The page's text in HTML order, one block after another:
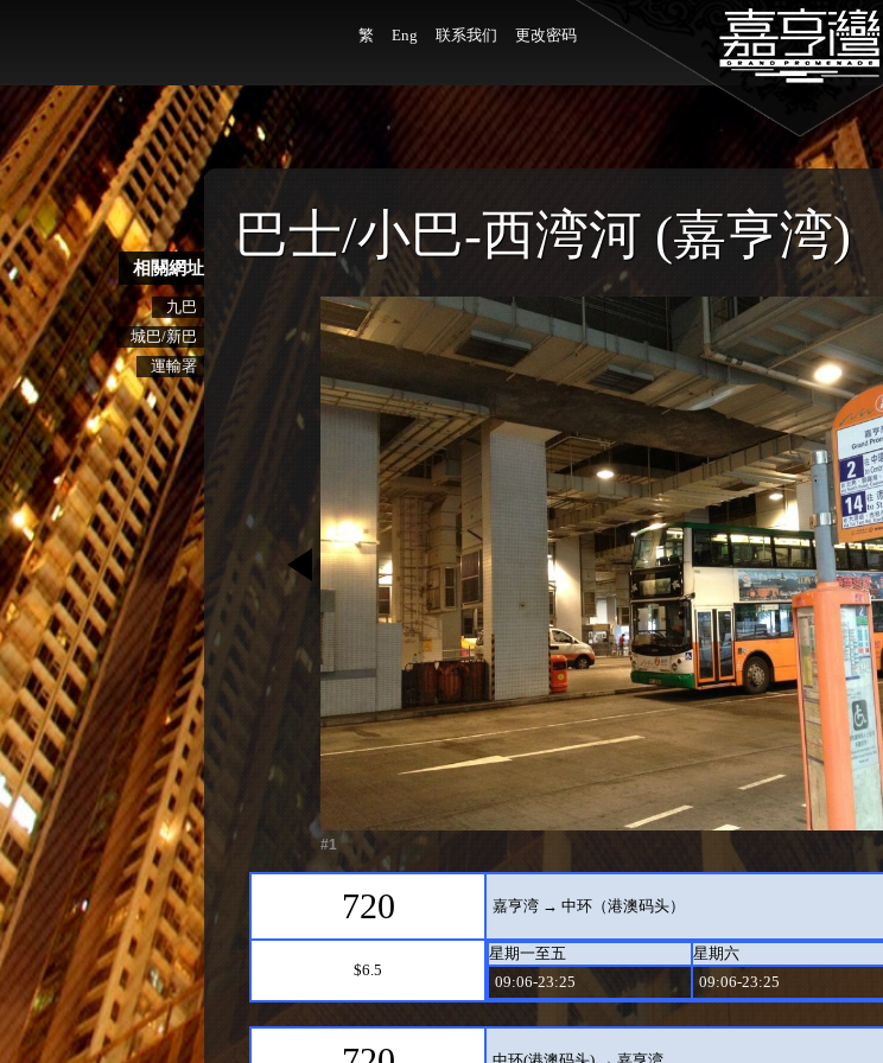
繁 Eng 联系我们 更改密码
相關網址
九巴
城巴/新巴
運輸署
巴士/小巴-西湾河 (嘉亨湾)
#1
720 嘉亨湾 → 中环（港澳码头）
$6.5
星期一至五 星期六
09:06-23:25
09:06-23:25